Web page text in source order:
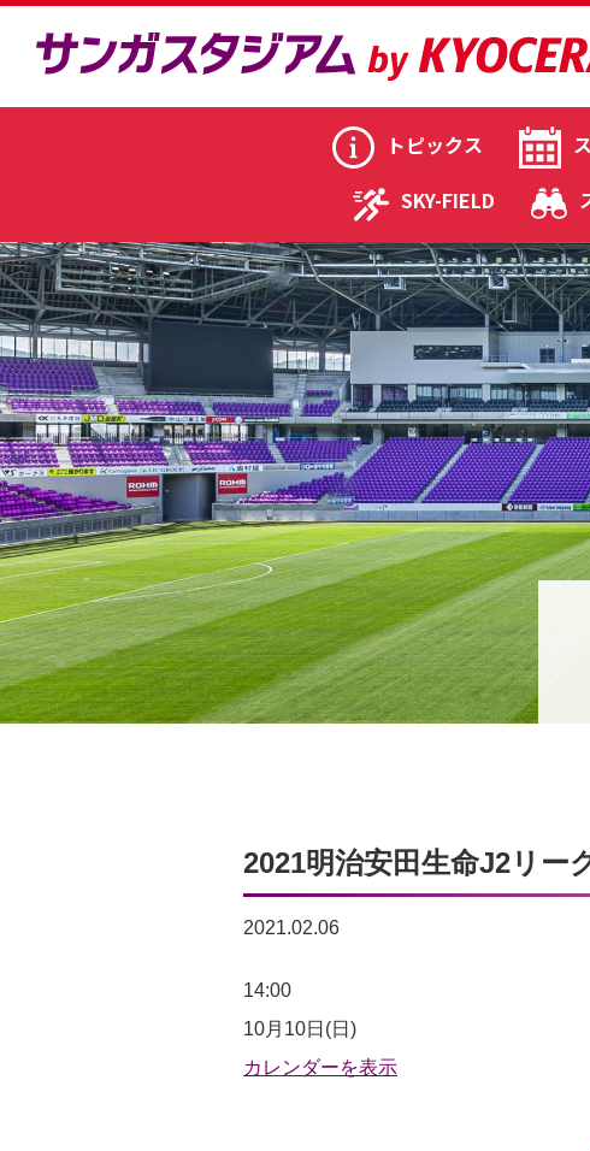
トピックス
SKY-FIELD
2021明治安田生命J2リ
2021.02.06
2021
明
治
14:00
10月10日(日)
カレンダーを表示